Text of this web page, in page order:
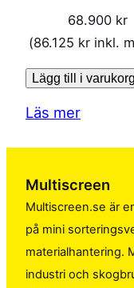
68.900 kr
(86.125 kr inkl.
Lägg till i varukorg
Läs mer
Multiscreen
Multiscreen.se är
på mini
materialhantering.
industri och